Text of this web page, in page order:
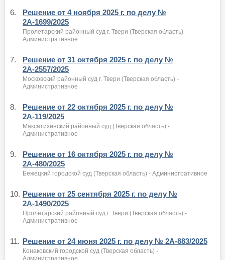
6.
Решение от 4 ноября 2025 г. по делу №
2А-1699/2025
Пролетарский районный суд г. Твери (Тверская область) -
Административное
7.
Решение от 31 октября 2025 г. по делу №
2А-2557/2025
Московский районный суд г. Твери (Тверская область) -
Административное
8.
Решение от 22 октября 2025 г. по делу №
2А-119/2025
Максатихинский районный суд (Тверская область) -
Административное
9.
Решение от 16 октября 2025 г. по делу №
2А-480/2025
Бежецкий городской суд (Тверская область) - Административное
10. Решение от 25 сентября 2025 г. по делу №
2А-1490/2025
Пролетарский районный суд г. Твери (Тверская область) -
Административное
11. Решение от 24 июня 2025 г. по делу № 2А-883/2025
Конаковский городской суд (Тверская область) -
Административное